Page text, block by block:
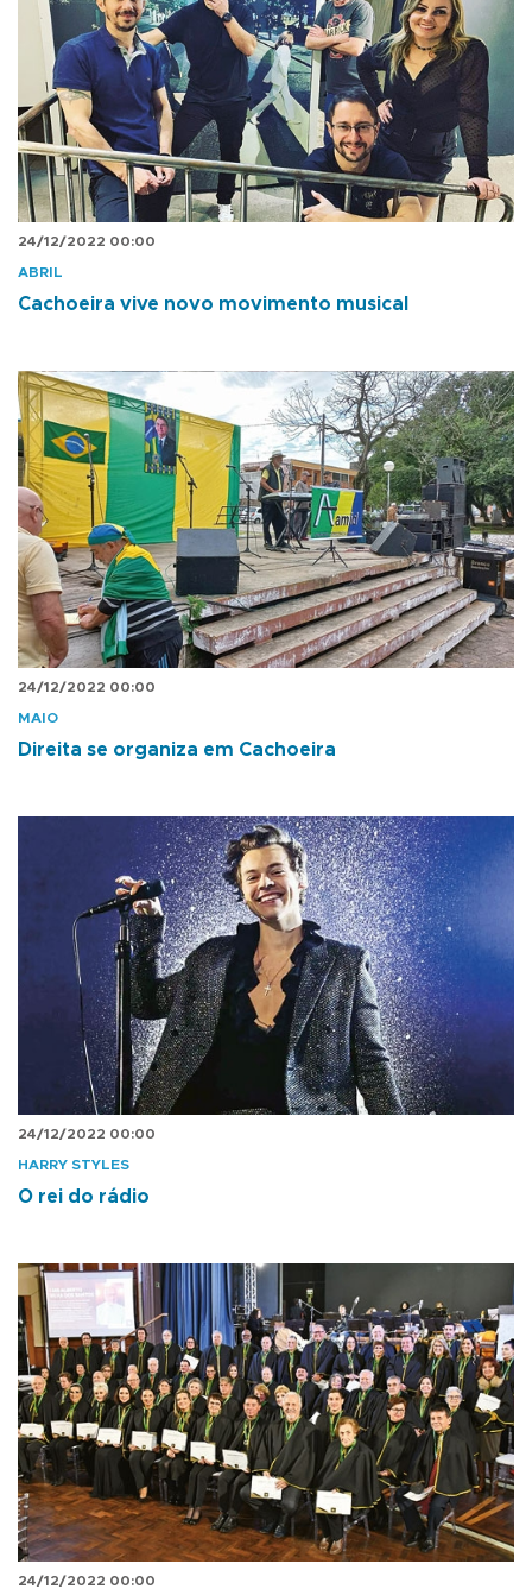
24/12/2022 00:00
ABRIL
Cachoeira vive novo movimento musical
24/12/2022 00:00
MAIO
Direita se organiza em Cachoeira
24/12/2022 00:00
HARRY STYLES
O rei do rádio
24/12/2022 00:00